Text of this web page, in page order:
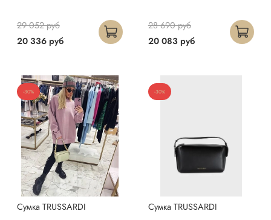
20 336 руб
29 052 руб
20 083 руб
28 690 руб
-30%
Сумка TRUSSARDI
-30%
Сумка TRUSSARDI